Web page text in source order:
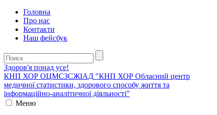
Головна
Про нас
Контакти
Наш фейсбук
Здоров'я понад усе!
КНП ХОР ОЦМСЗСЖIАД "КНП ХОР Обласний центр
медичної статистики, здорового способу життя та
інформаційно-аналітичної діяльності"
Меню